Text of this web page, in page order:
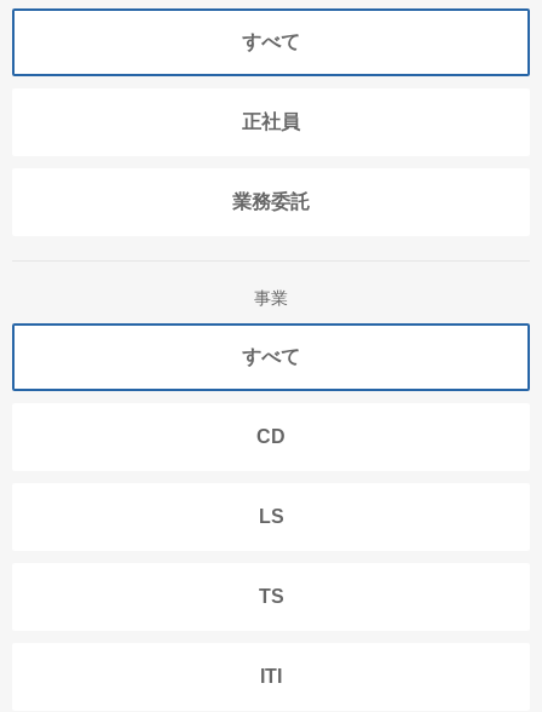
すべて
正社員
業務委託
事業
すべて
CD
LS
TS
ITI